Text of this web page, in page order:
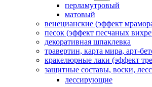
перламутровый
матовый
венецианские (эффект
песок (эффект песчаных
декоративная шпаклевка
травертин, карта мира, арт-
кракелюрные лаки (эффект
защитные составы, воски,
лессирующие